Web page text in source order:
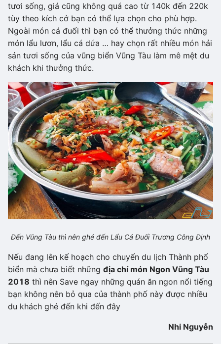
tươi sống, giá cũng không quá cao từ 140k đến 220k
tùy theo kích cở bạn có thể lựa chọn cho phù hợp.
Ngoài món cá đuối thì bạn có thể thưởng thức những
món lẩu lươn, lẩu cá dứa … hay chọn rất nhiều món hải
sản tươi sống của vũng biển Vũng Tàu làm mê mệt du
khách khi thưởng thức.
Đến Vũng Tàu thì nên ghé đến Lẩu Cá Đuối Trương Công Định
Nếu đang lên kế hoạch cho chuyến du lịch Thành phố
biển mà chưa biết những địa chỉ món Ngon Vũng Tàu
2018 thì nên Save ngay những quán ăn ngon nổi tiếng
bạn không nên bỏ qua của thành phố này được nhiều
du khách ghé đến khi đến đây
Nhi Nguyễn